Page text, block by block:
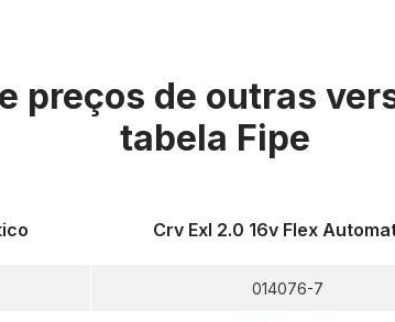
preços de outras
tabela Fipe
Crv Exl 2.0 16v Flex
014076-7